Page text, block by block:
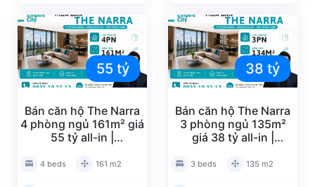
Căn hộ Sunwah Pearl 3PN – full nt view sông-
s4234094
Căn hộ Sunwah Pearl 2PN – nhà trống view
LM81 view thoáng- e4220054
Căn hộ Sunwah Pearl 2PN – full nt view sông-
e4214014
Căn hộ Sunwah Pearl 2PN – full nt view nội
khu- e4208134
Căn hộ Sunwah Pearl 3PN – full nt căn góc
55 tỷ
Bán căn hộ The Narra
4 phòng ngủ 161m² giá
55 tỷ all-in |
4 beds 161 m2
38 tỷ
Bán căn hộ The Narra
3 phòng ngủ 135m²
giá 38 tỷ all-in |
3 beds 135 m2